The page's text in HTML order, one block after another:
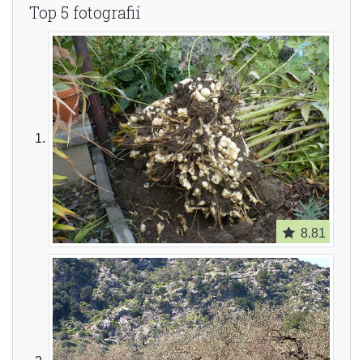
Top 5 fotografií
8.81